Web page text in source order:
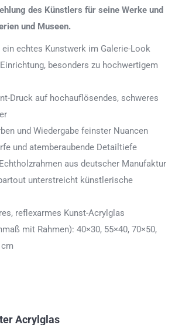
des Künstlers für seine Werke und
und Museen.
echtes Kunstwerk im Galerie-Look
besonders zu hochwertigem
Druck auf hochauflösendes, schweres
und Wiedergabe feinster Nuancen
und atemberaubende Detailtiefe
aus deutscher Manufaktur
unterstreicht künstlerische
reflexarmes Kunst-Acrylglas
mit Rahmen): 40×30, 55×40, 70×50,
Acrylglas